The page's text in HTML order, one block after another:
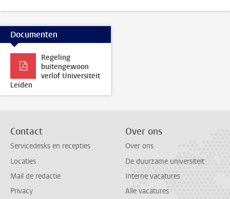
Documenten
Regeling
buitengewoon
verlof Universiteit
Leiden
Contact
Servicedesks en recepties
Locaties
Mail de redactie
Privacy
Over ons
Over ons
De duurzame universiteit
Interne vacatures
Alle vacatures